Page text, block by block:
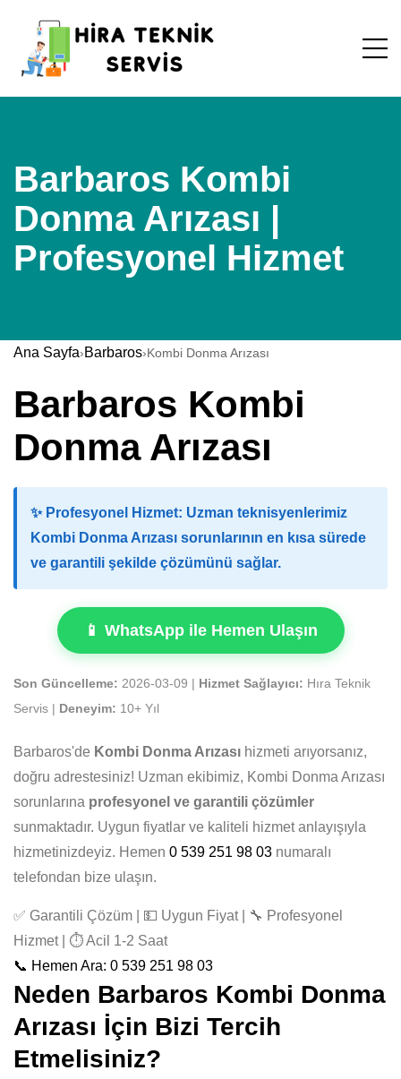
Barbaros Kombi
Donma Arızası |
Profesyonel Hizmet
Ana Sayfa›Barbaros›Kombi Donma Arızası
Barbaros Kombi
Donma Arızası
✨ Profesyonel Hizmet: Uzman teknisyenlerimiz
Kombi Donma Arızası sorunlarının en kısa sürede
ve garantili şekilde çözümünü sağlar.
📱 WhatsApp ile Hemen Ulaşın
Son Güncelleme: 2026-03-09 | Hizmet Sağlayıcı: Hıra Teknik
Servis |
Deneyim: 10+ Yıl
Barbaros'de Kombi Donma Arızası hizmeti arıyorsanız,
doğru adrestesiniz! Uzman ekibimiz, Kombi Donma Arızası
sorunlarına profesyonel ve garantili çözümler
sunmaktadır. Uygun fiyatlar ve kaliteli hizmet anlayışıyla
hizmetinizdeyiz. Hemen 0 539 251 98 03 numaralı
telefondan bize ulaşın.
✅ Garantili Çözüm | 💵 Uygun Fiyat | 🔧 Profesyonel
Hizmet | ⏱️ Acil 1-2 Saat
📞 Hemen Ara: 0 539 251 98 03
Neden Barbaros Kombi Donma
Arızası İçin Bizi Tercih
Etmelisiniz?